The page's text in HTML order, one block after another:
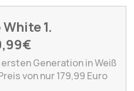
1.
Generation in Weiß
von nur 179,99 Euro